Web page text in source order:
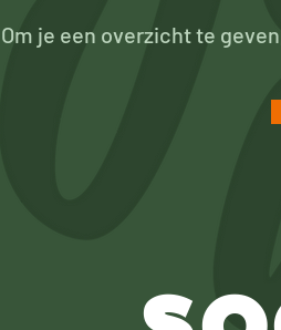
je een overzicht te